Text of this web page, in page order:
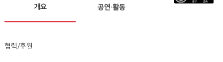
개요 공연·활동
협력/후원